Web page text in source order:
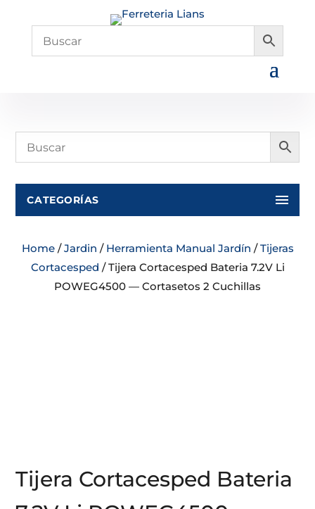
CATEGORÍAS
Home/Jardin / Herramienta Manual Jardín /Tijeras
Cortacesped / Tijera Cortacesped Bateria 7.2V Li
POWEG4500 — Cortasetos 2 Cuchillas
Tijera Cortacesped Bateria